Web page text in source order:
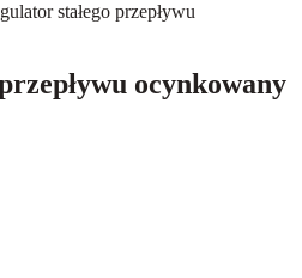
stałego przepływu
ocynkowany